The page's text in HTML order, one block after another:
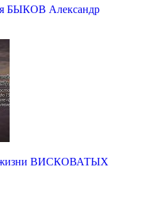
БЫКОВ Александр
жизни ВИСКОВАТЫХ